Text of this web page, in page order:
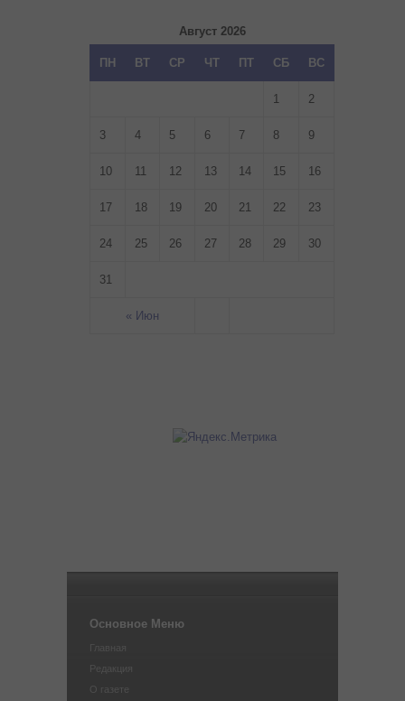
Август 2026
ПН ВТ СР ЧТ ПТ СБ ВС
« Июн
1 2
3 4 5 6 7 8 9
10 11 12 13 14 15 16
17 18 19 20 21 22 23
24 25 26 27 28 29 30
31
Основное Меню
Главная
Редакция
О газете